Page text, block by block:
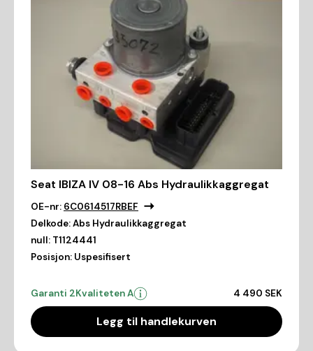
Seat IBIZA IV 08-16 Abs Hydraulikkaggregat
OE-nr: 6C0614517RBEF
Delkode:Abs Hydraulikkaggregat
null: T1124441
Posisjon: Uspesifisert
Garanti 2Kvaliteten A 4 490 SEK
Legg til handlekurven